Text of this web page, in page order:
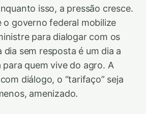
isso, a pressão cresce.
o governo federal mobilize
para dialogar com os
dia sem resposta é um dia a
quem vive do agro. A
diálogo, o “tarifaço” seja
amenizado.